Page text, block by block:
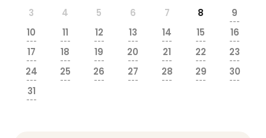
3
4 5 6 7 8 9
---
10
---
11
---
12
---
13
---
14
---
15
---
16
---
17
---
18
---
19
---
20
---
21
---
22
---
23
---
24
---
25
---
26
---
27
---
28
---
29
---
30
---
31
---